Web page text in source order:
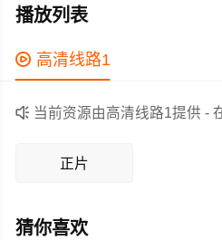
似乎再也无法回到从前。一系
发现最好的选择是分道扬镳，即
抹去烙印在心上的记忆是那么困
原谅有时也不足以修复一切。
作为一部 上映的剧情电影，在
定的看点，在演员表现和剧情架
剧情紧凑，角色塑造鲜明，适
播放列表
 高清线路1
 当前资源由高清线路1提供 -
正片
猜你喜欢